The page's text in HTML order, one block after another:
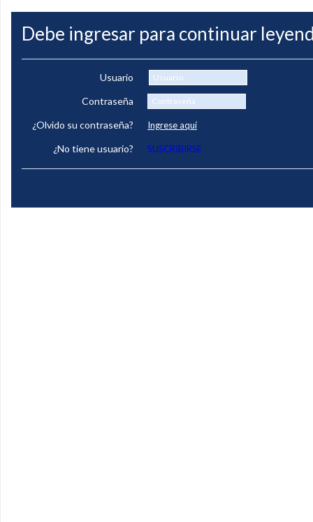
Debe ingresar para continuar
Usuario
Contraseña
¿Olvido su contraseña?
Ingrese aquí
¿No tiene usuario? SUSCRIBIRSE